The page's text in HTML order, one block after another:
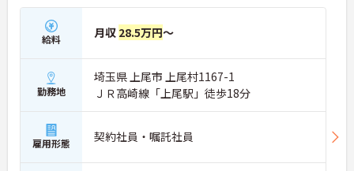
給料 月収 28.5万円～
勤務地
埼玉県 上尾市 上尾村1167-1
ＪＲ高崎線「上尾駅」徒歩18分
雇用形態 契約社員・嘱託社員